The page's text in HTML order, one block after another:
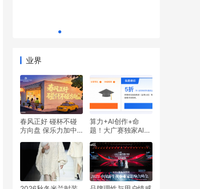
业界
春风正好 碰杯不碰
方向盘 保乐力加中
共同倡导“酒后不驾
算力+AI创作+命
题！大广赛独家AI战
邀你探索AI创意